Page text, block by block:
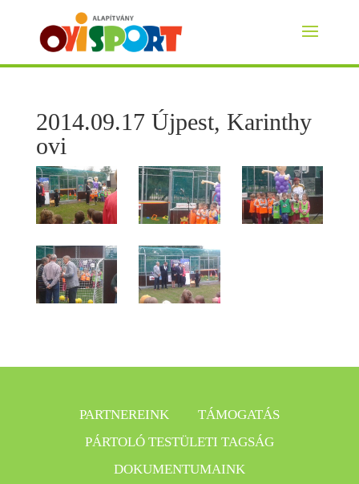
2014.09.17 Újpest, Karinthy
ovi
PARTNEREINK
TÁMOGATÁS
PÁRTOLÓ TESTÜLETI TAGSÁG
DOKUMENTUMAINK